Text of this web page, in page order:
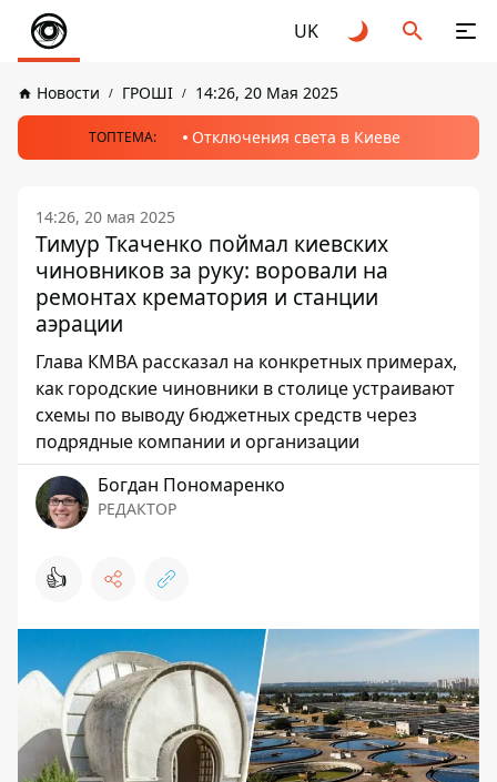
UK
Новости ГРОШІ 14:26, 20 Мая 2025
ТОПТЕМА: Отключения света в Киеве
14:26, 20 мая 2025
Тимур Ткаченко поймал киевских
чиновников за руку: воровали на
ремонтах крематория и станции
аэрации
Глава КМВА рассказал на конкретных примерах,
как городские чиновники в столице устраивают
схемы по выводу бюджетных средств через
подрядные компании и организации
Богдан Пономаренко
РЕДАКТОР
👍